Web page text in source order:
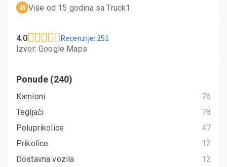
15 Više od 15 godina sa Truck1
4.0 Recenzije: 251
Izvor: Google Maps
Ponude (240)
Kamioni
76
Tegljači
78
Poluprikolice
47
Prikolice
12
Dostavna vozila
12